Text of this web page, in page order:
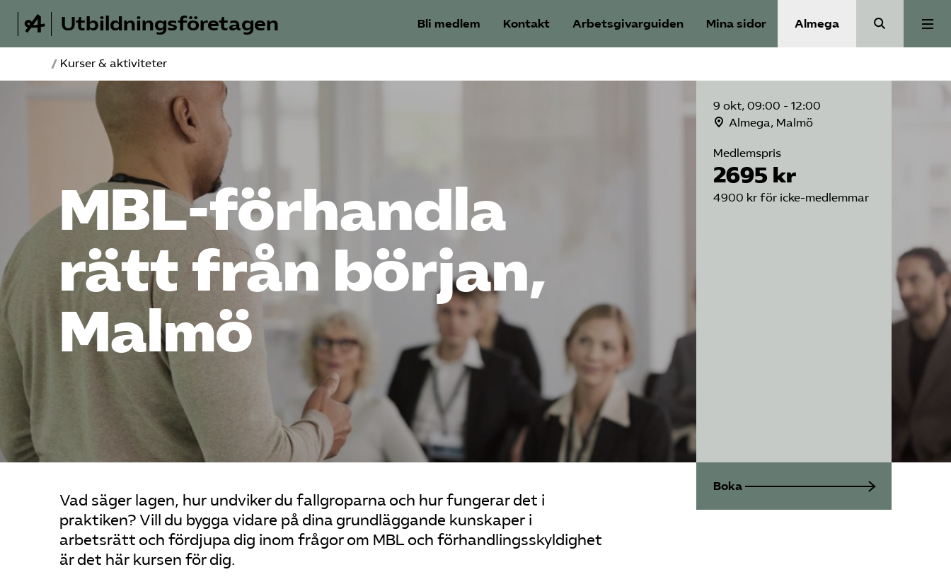
Utbildningsföretagen Bli medlem Kontakt Arbetsgivarguiden Mina sidor Almega
Om Utbildnings­företagen
Våra frågor
Sök på utbildningsforetagen.se
/ Kurser & aktiviteter
MBL-förhandla
rätt från början,
Malmö
Vad säger lagen, hur undviker du fallgroparna och hur fungerar det i
praktiken? Vill du bygga vidare på dina grundläggande kunskaper i
arbetsrätt och fördjupa dig inom frågor om MBL och förhandlingsskyldighet
är det här kursen för dig.
9 okt, 09:00 - 12:00
Almega, Malmö
Medlemspris
2695 kr
4900 kr för icke-medlemmar
Boka